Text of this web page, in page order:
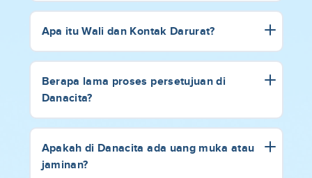
Apa itu Wali dan Kontak Darurat?
Berapa lama proses persetujuan di
Danacita?
Apakah di Danacita ada uang muka atau
jaminan?